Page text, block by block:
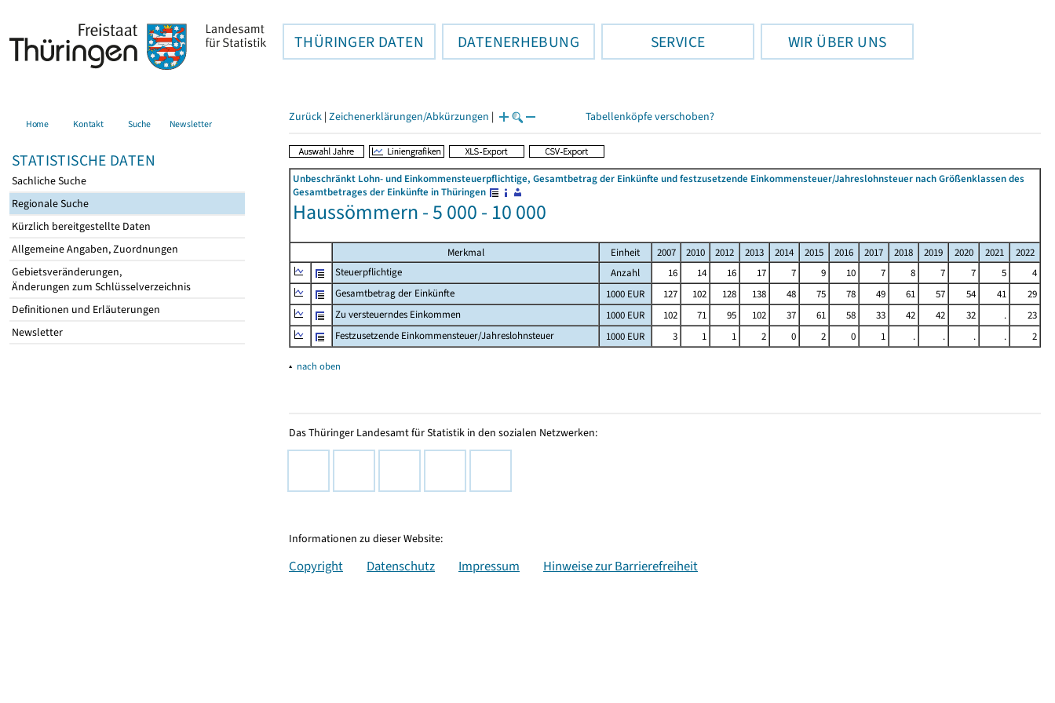
THÜRINGER DATEN DATENERHEBUNG SERVICE WIR ÜBER UNS
Home Kontakt Suche Newsletter
STATISTISCHE DATEN
Sachliche Suche
Regionale Suche
Kürzlich bereitgestellte Daten
Allgemeine Angaben, Zuordnungen
Gebietsveränderungen,
Änderungen zum Schlüsselverzeichnis
Definitionen und Erläuterungen
Newsletter
Zurück | Zeichenerklärungen/Abkürzungen | Tabellenköpfe verschoben?
Unbeschränkt Lohn- und Einkommensteuerpflichtige, Gesamtbetrag der Einkünfte und festzusetzende Einkommensteuer/Jahreslohnsteuer nach Größenklassen des
Gesamtbetrages der Einkünfte in Thüringen
Haussömmern - 5 000 - 10 000
Merkmal Einheit 2007 2010 2012 2013 2014 2015 2016 2017 2018 2019 2020 2021
2022
Steuerpflichtige
Anzahl 16 14 16 17 7 9 10 7 8 7 7 5
4
Gesamtbetrag der Einkünfte
1000 EUR 127 102 128 138 48 75 78 49 61 57 54 41
29
Zu versteuerndes Einkommen
1000 EUR 102 71 95 102 37 61 58 33 42 42 32 .
23
Festzusetzende Einkommensteuer/Jahreslohnsteuer
1000 EUR 3 1 1 2 0 2 0 1 . . . . 2
▴ nach oben
Das Thüringer Landesamt für Statistik in den sozialen Netzwerken:
Informationen zu dieser Website:
Copyright Datenschutz Impressum Hinweise zur Barrierefreiheit